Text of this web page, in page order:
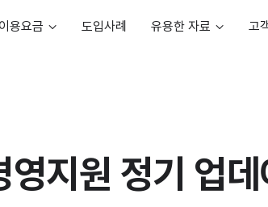
용요금 도입사례 유용한 자료 고
지원 정기 업